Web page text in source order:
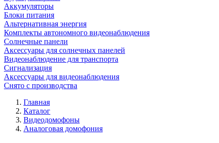
Аккумуляторы
Блоки питания
Альтернативная энергия
Комплекты автономного видеонаблюдения
Солнечные панели
Аксессуары для солнечных панелей
Видеонаблюдение для транспорта
Сигнализация
Аксессуары для видеонаблюдения
Снято с производства
Главная
Каталог
Видеодомофоны
Аналоговая домофония